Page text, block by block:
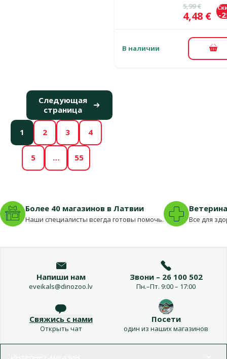
Исходная
5,99 €
Цена
4,48 € -
В наличии В
1 2 3 4
5 … 55
Следующая
страница
Более 40 магазинов в Латвии
Наши специалисты всегда готовы помочь. Все для
Напиши нам
eveikals@dinozoo.lv
Звони – 26 100 502
Пн.–Пт. 9:00 – 17:00
Свяжись с нами
Открыть чат
Посети
один из наших магазинов